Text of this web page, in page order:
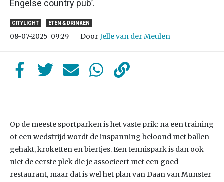
Engelse country pub’.
CITYLIGHT ETEN & DRINKEN
08-07-2025 09:29 DoorJelle van der Meulen
Op de meeste sportparken is het vaste prik: na een training
of een wedstrijd wordt de inspanning beloond met ballen
gehakt, kroketten en biertjes. Een tennispark is dan ook
niet de eerste plek die je associeert met een goed
restaurant, maar dat is wel het plan van Daan van Munster